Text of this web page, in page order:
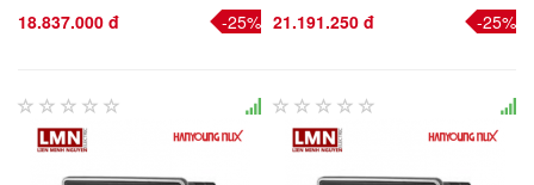
18.837.000 đ -25% 21.191.250 đ -25%